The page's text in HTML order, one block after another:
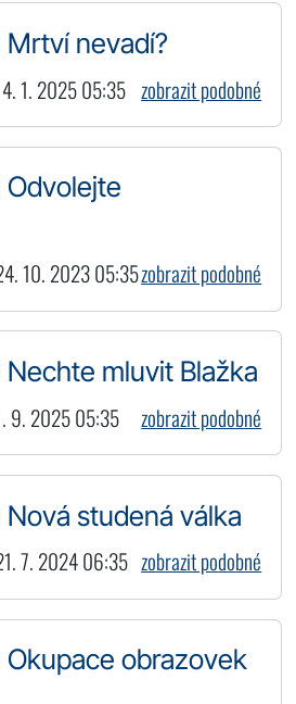
Mrtví nevadí?
1. 2025 05:35 zobrazit podobné
Odvolejte
10. 2023 05:35zobrazit podobné
Nechte mluvit Blažka
9. 2025 05:35 zobrazit podobné
Nová studená válka
7. 2024 06:35 zobrazit podobné
Okupace obrazovek